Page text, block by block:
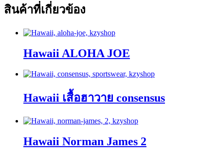
สินค้าที่เกี่ยวข้อง
Hawaii ALOHA JOE
Hawaii เสื้อฮาวาย consensus
Hawaii Norman James 2